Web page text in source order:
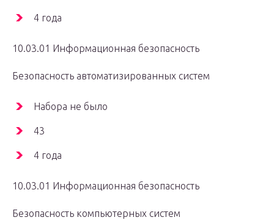
4 года
10.03.01 Информационная безопасность
Безопасность автоматизированных систем
Набора не было
43
4 года
10.03.01 Информационная безопасность
Безопасность компьютерных систем